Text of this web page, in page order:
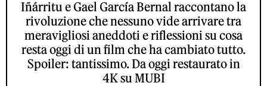
Iñárritu e Gael García Bernal raccontano la
rivoluzione che nessuno vide arrivare tra
meravigliosi aneddoti e riflessioni su cosa
resta oggi di un film che ha cambiato tutto.
Spoiler: tantissimo. Da oggi restaurato in
4K su MUBI